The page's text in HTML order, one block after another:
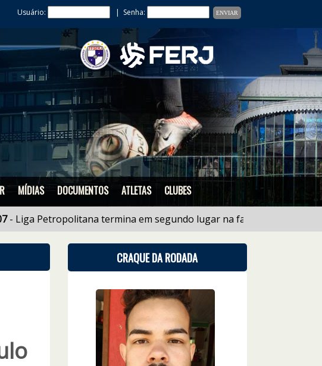
Usuário: | Senha:
MÍDIAS DOCUMENTOS ATLETAS CLUBES
Petropolitana termina em segundo lugar na fase regional do
CRAQUE DA RODADA